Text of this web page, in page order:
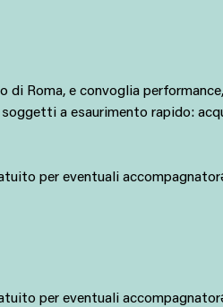
Roma, e convoglia
a esaurimento rapido:
per eventuali
per eventuali